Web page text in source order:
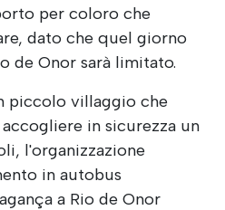
per coloro che
dato che quel giorno
de Onor sarà limitato.
piccolo villaggio che
in sicurezza un
l'organizzazione
in autobus
a Rio de Onor